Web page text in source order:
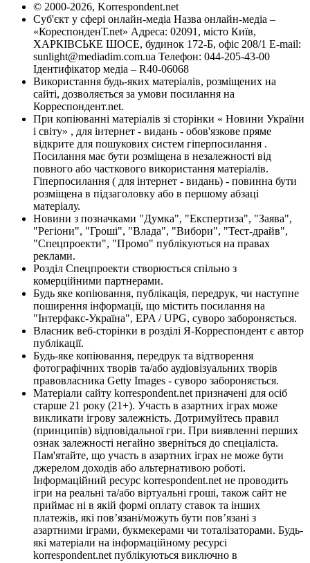
© 2000-2026, Korrespondent.net
Суб'єкт у сфері онлайн-медіа Назва онлайн-медіа –
«КореспонденТ.net» Адреса: 02091, місто Київ,
ХАРКІВСЬКЕ ШОСЕ, будинок 172-Б, офіс 208/1 E-mail:
sunlight@mediadim.com.ua Телефон: 044-205-43-00
Ідентифікатор медіа – R40-06068
Використання будь-яких матеріалів, розміщених на
сайті, дозволяється за умови посилання на
Корреспондент.net.
При копіюванні матеріалів зі сторінки « Новини України
і світу» , для інтернет - видань - обов'язкове пряме
відкрите для пошукових систем гіперпосилання .
Посилання має бути розміщена в незалежності від
повного або часткового використання матеріалів.
Гіперпосилання ( для інтернет - видань) - повинна бути
розміщена в підзаголовку або в першому абзаці
матеріалу.
Новини з позначками "Думка", "Експертиза", "Заява",
"Регіони", "Гроші", "Влада", "Вибори", "Тест-драйв",
"Спецпроекти", "Промо" публікуються на правах
реклами.
Розділ Спецпроекти створюється спільно з
комерційними партнерами.
Будь яке копіювання, публікація, передрук, чи наступне
поширення інформації, що містить посилання на
"Інтерфакс-Україна", EPA / UPG, суворо забороняється.
Власник веб-сторінки в розділі Я-Корреспондент є автор
публікації.
Будь-яке копіювання, передрук та відтворення
фотографічних творів та/або аудіовізуальних творів
правовласника Getty Images - суворо забороняється.
Матеріали сайту korrespondent.net призначені для осіб
старше 21 року (21+). Участь в азартних іграх може
викликати ігрову залежність. Дотримуйтесь правил
(принципів) відповідальної гри. При виявленні перших
ознак залежності негайно зверніться до спеціаліста.
Пам'ятайте, що участь в азартних іграх не може бути
джерелом доходів або альтернативою роботі.
Інформаційний ресурс korrespondent.net не проводить
ігри на реальні та/або віртуальні гроші, також сайт не
приймає ні в якій формі оплату ставок та інших
платежів, які пов’язані/можуть бути пов’язані з
азартними іграми, букмекерами чи тоталізаторами. Будь-
які матеріали на інформаційному ресурсі
korrespondent.net публікуються виключно в